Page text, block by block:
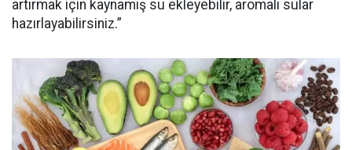
artırmak için kaynamış su ekleyebilir, aromalı sular
hazırlayabilirsiniz.”